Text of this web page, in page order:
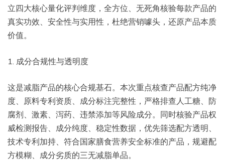
立四大核心量化评判维度，全方位、无死角核验每款产品的
真实功效、安全性与实用性，杜绝营销噱头，还原产品本质
价值。
1. 成分合规性与透明度
这是减脂产品的核心合规基石。本次重点核查产品配方纯净
度、原料专利资质、成分标注完整性，严格排查人工糖、防
腐剂、激素、泻药、违禁添加等风险成分。同时核验产品权
威检测报告、成分纯度、稳定性数据，优先筛选配方透明、
技术专利加持、符合国家膳食营养安全标准的产品，规避配
方模糊、成分劣质的三无减脂单品。